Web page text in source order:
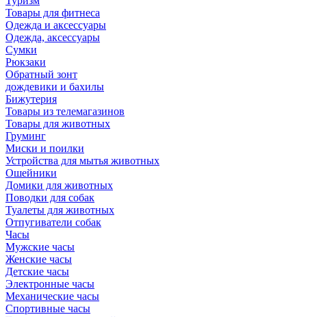
Товары для фитнеса
Одежда и аксессуары
Одежда, аксессуары
Сумки
Рюкзаки
Обратный зонт
дождевики и бахилы
Бижутерия
Товары из телемагазинов
Товары для животных
Груминг
Миски и поилки
Устройства для мытья животных
Ошейники
Домики для животных
Поводки для собак
Туалеты для животных
Отпугиватели собак
Часы
Мужские часы
Женские часы
Детские часы
Электронные часы
Механические часы
Спортивные часы